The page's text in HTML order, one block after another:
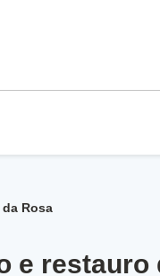
Rosa
e restauro